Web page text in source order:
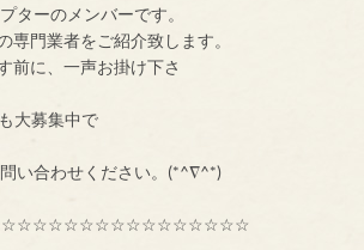
ターのメンバーです。
門業者をご紹介致します。
、一声お掛け下さ
。
募集中で
！！
い合わせください。(*^∇^*)